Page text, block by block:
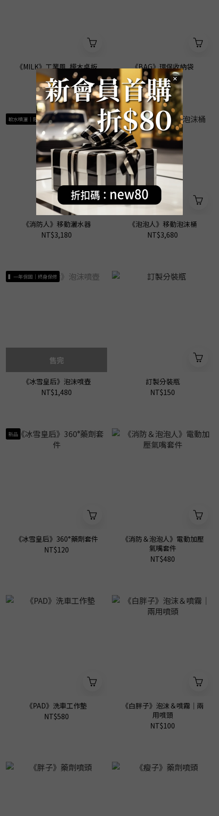
《MILK》工業風_樺木桌板
NT$680
《BAG》環保收納袋
NT$88
軟水噴灑｜限定宅配
《消防人》移動灑水器
NT$3,180
噴泡沫｜限定宅配
《泡泡人》移動泡沫桶
NT$3,680
▍一年保固｜終身保修
售完
《冰雪皇后》泡沫噴壺
NT$1,480
訂製分裝瓶
NT$150
新品
《冰雪皇后》360°藥劑套件
NT$120
《消防＆泡泡人》電動加壓
氣嘴套件
NT$480
《PAD》洗車工作墊
NT$580
《白胖子》泡沫＆噴霧｜兩
用噴頭
NT$100